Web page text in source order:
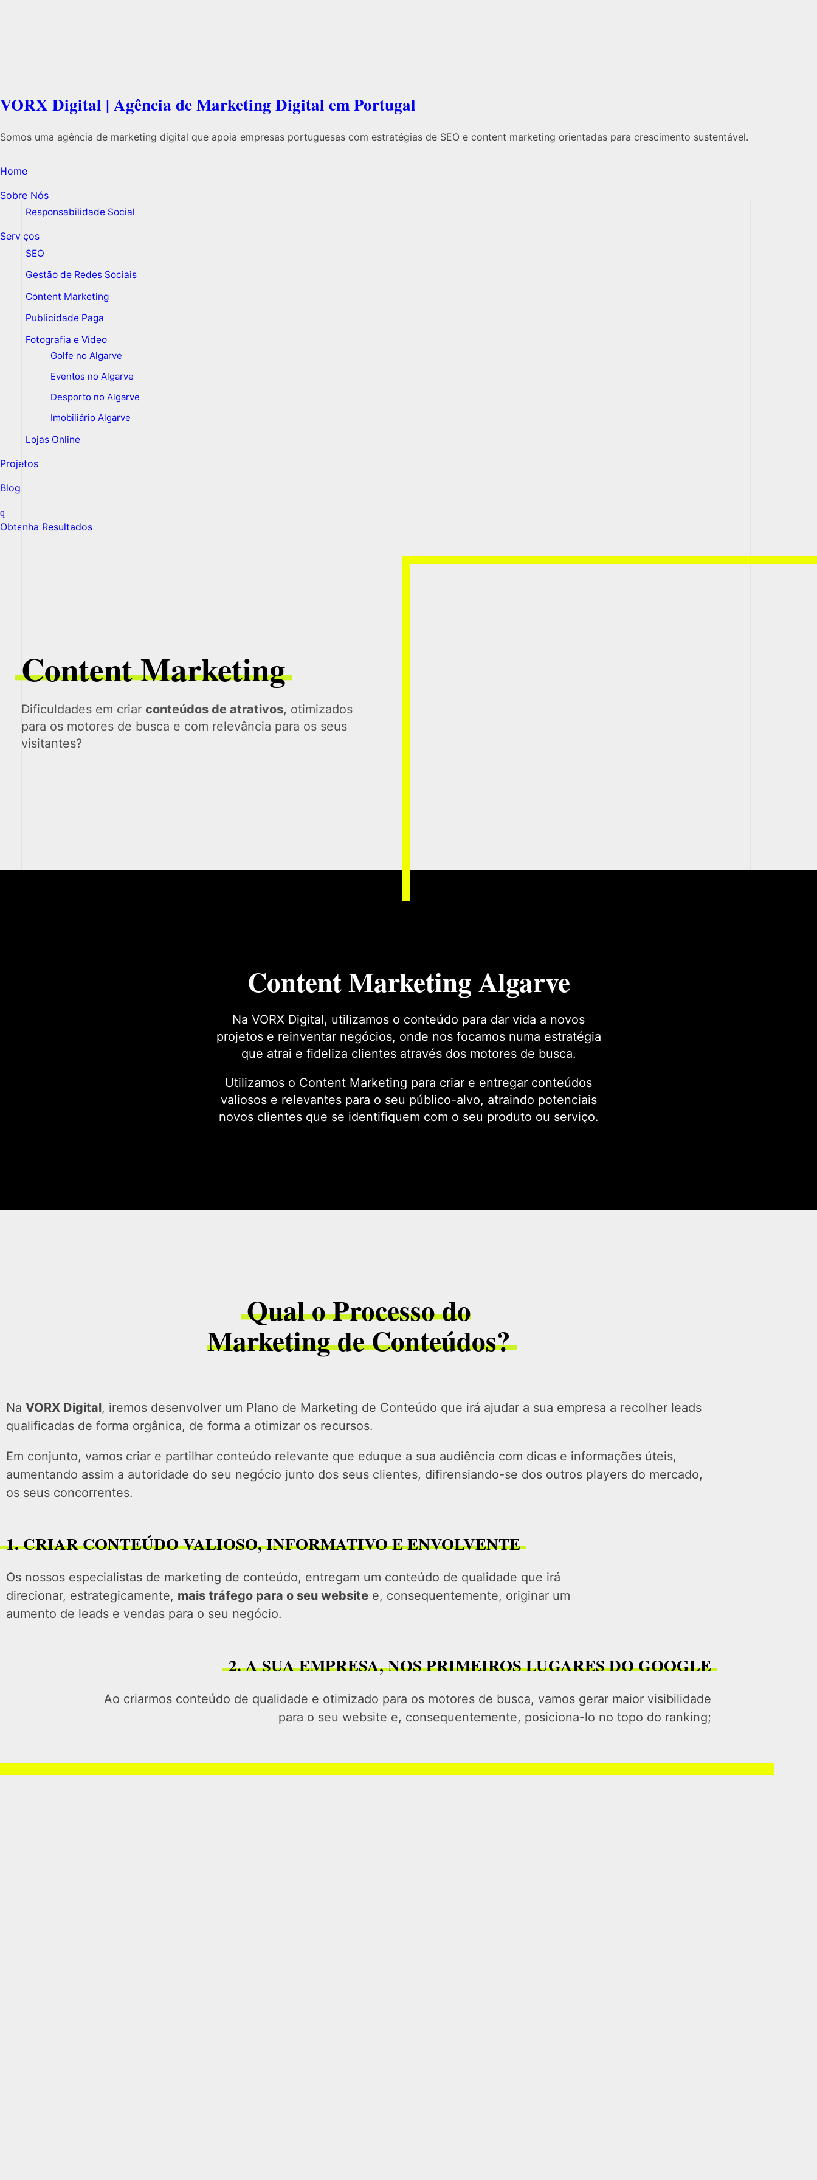
VORX Digital | Agência de Marketing Digital em Portugal
Somos uma agência de marketing digital que apoia empresas portuguesas com estratégias de SEO e content marketing orientadas para crescimento sustentável.
Home
Sobre Nós
Responsabilidade Social
Serviços
SEO
Gestão de Redes Sociais
Content Marketing
Publicidade Paga
Fotografia e Vídeo
Golfe no Algarve
Eventos no Algarve
Desporto no Algarve
Imobiliário Algarve
Lojas Online
Projetos
Blog
Obtenha Resultados
Content Marketing
Dificuldades em criar conteúdos de atrativos, otimizados
para os motores de busca e com relevância para os seus
visitantes?
Content Marketing Algarve
Na VORX Digital, utilizamos o conteúdo para dar vida a novos
projetos e reinventar negócios, onde nos focamos numa estratégia
que atrai e fideliza clientes através dos motores de busca.
Utilizamos o Content Marketing para criar e entregar conteúdos
valiosos e relevantes para o seu público-alvo, atraindo potenciais
novos clientes que se identifiquem com o seu produto ou serviço.
Qual o Processo do
Marketing de Conteúdos?
Na VORX Digital, iremos desenvolver um Plano de Marketing de Conteúdo que irá ajudar a sua empresa a recolher leads
qualificadas de forma orgânica, de forma a otimizar os recursos.
Em conjunto, vamos criar e partilhar conteúdo relevante que eduque a sua audiência com dicas e informações úteis,
aumentando assim a autoridade do seu negócio junto dos seus clientes, difirensiando-se dos outros players do mercado,
os seus concorrentes.
1. CRIAR CONTEÚDO VALIOSO, INFORMATIVO E ENVOLVENTE
Os nossos especialistas de marketing de conteúdo, entregam um conteúdo de qualidade que irá
direcionar, estrategicamente, mais tráfego para o seu website e, consequentemente, originar um
aumento de leads e vendas para o seu negócio.
2. A SUA EMPRESA, NOS PRIMEIROS LUGARES DO GOOGLE
Ao criarmos conteúdo de qualidade e otimizado para os motores de busca, vamos gerar maior visibilidade
para o seu website e, consequentemente, posiciona-lo no topo do ranking;